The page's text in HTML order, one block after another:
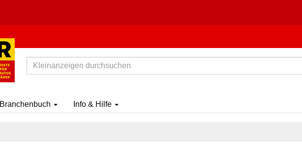
Branchenbuch Info & Hilfe